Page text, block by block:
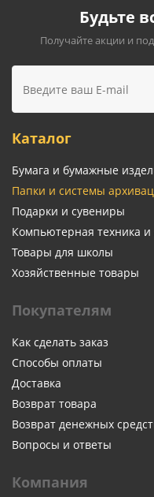
Будьте
Получайте акции и
Каталог
Бумага и бумажные
Папки и системы
Подарки и сувениры
Компьютерная техника и
Товары для школы
Хозяйственные товары
Покупателям
Как сделать заказ
Способы оплаты
Доставка
Возврат товара
Возврат денежных
Вопросы и ответы
Компания